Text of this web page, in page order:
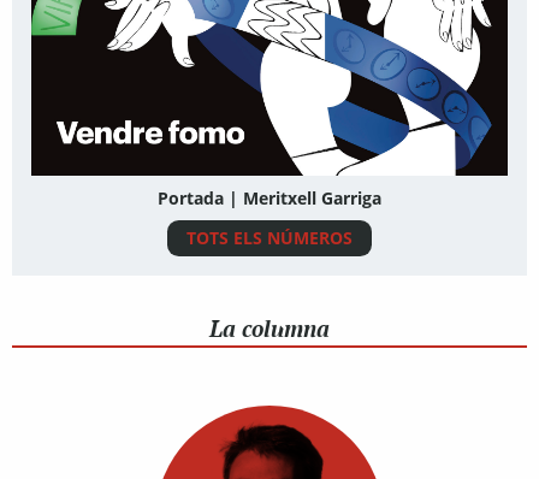
Portada | Meritxell Garriga
TOTS ELS NÚMEROS
La columna